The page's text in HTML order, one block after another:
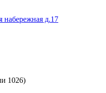
набережная д.17
1026)